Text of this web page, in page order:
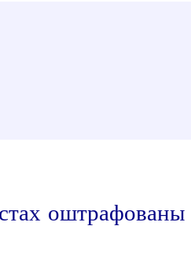
оштрафованы